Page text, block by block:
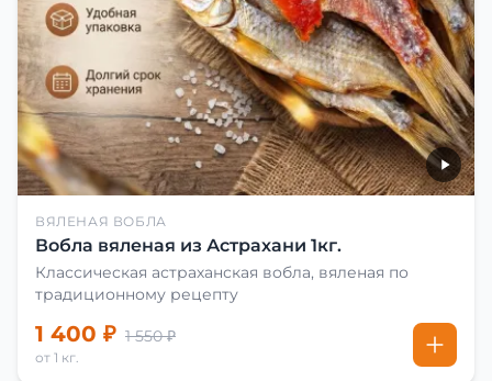
ВЯЛЕНАЯ ВОБЛА
Вобла вяленая из Астрахани 1кг.
Классическая астраханская вобла, вяленая по
традиционному рецепту
1 400 ₽ 1 550 ₽
от 1 кг.